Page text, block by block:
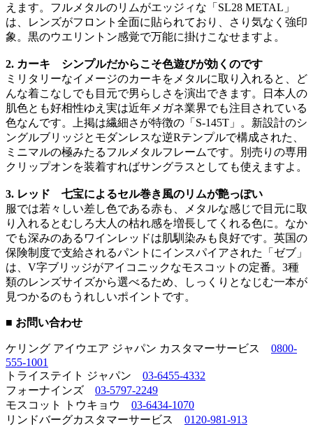
えます。フルメタルのリムがエッジィな「SL28 METAL」
は、レンズがフロント全面に貼られており、さり気なく強印
象。黒のウエリントン感覚で万能に掛けこなせますよ。
2. カーキ シンプルだからこそ色遊びが効くのです
ミリタリーなイメージのカーキをメタルに取り入れると、ど
んな着こなしでも目元で男らしさを演出できます。日本人の
肌色とも好相性ゆえ実は近年メガネ業界でも注目されている
色なんです。上掲は繊細さが特徴の「S-145T」。新設計のシ
ングルブリッジとモダンレスな逆Rテンプルで構成された、
ミニマルの極みたるフルメタルフレームです。別売りの専用
クリップオンを装着すればサングラスとしても使えますよ。
3. レッド 七宝によるセル巻き風のリムが艶っぽい
服では若々しい差し色である赤も、メタルな感じで目元に取
り入れるとむしろ大人の枯れ感を増長してくれる色に。なか
でも深みのあるワインレッドは肌馴染みも良好です。英国の
保険制度で支給されるパントにインスパイアされた「ゼブ」
は、V字ブリッジがアイコニックなモスコットの定番。3種
類のレンズサイズから選べるため、しっくりとなじむ一本が
見つかるのもうれしいポイントです。
■ お問い合わせ
ケリング アイウエア ジャパン カスタマーサービス 0800-
555-1001
トライステイト ジャパン 03-6455-4332
フォーナインズ 03-5797-2249
モスコット トウキョウ 03-6434-1070
リンドバーグカスタマーサービス 0120-981-913